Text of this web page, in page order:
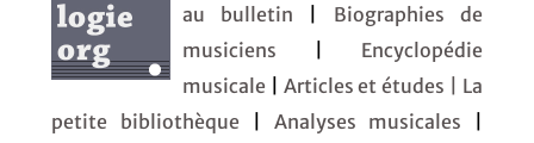
au bulletin
Biographies de
musiciens
Encyclopédie
musicale
Articles et études | La
petite bibliothèque
Analyses musicales